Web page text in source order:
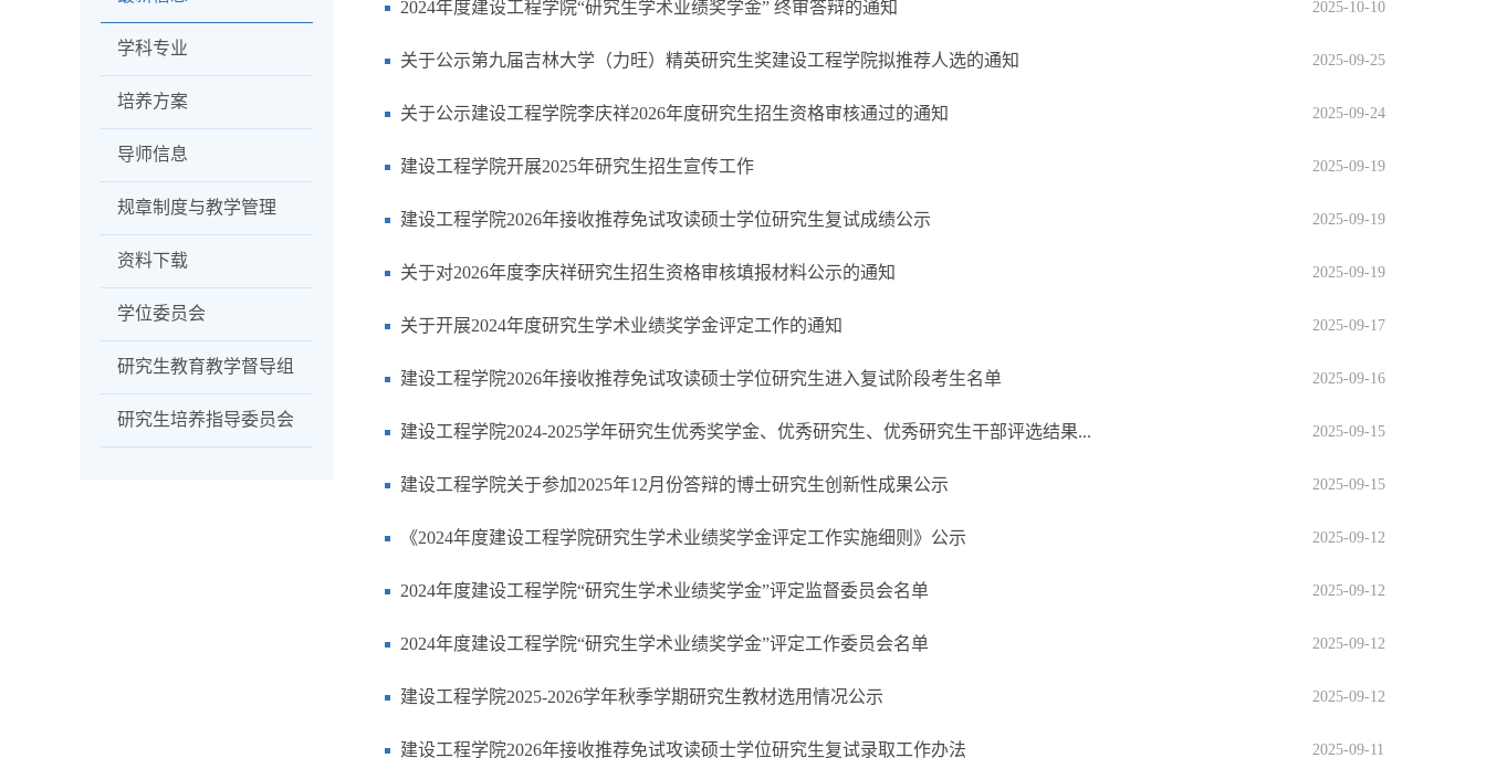
学科专业
培养方案
导师信息
规章制度与教学管理
资料下载
学位委员会
研究生教育教学督导组
研究生培养指导委员会
2024年度建设工程学院“研究生学术业绩奖学金” 终审答辩的通知 2025-10-10
关于公示第九届吉林大学（力旺）精英研究生奖建设工程学院拟推荐人选的通知 2025-09-25
关于公示建设工程学院李庆祥2026年度研究生招生资格审核通过的通知 2025-09-24
建设工程学院开展2025年研究生招生宣传工作 2025-09-19
建设工程学院2026年接收推荐免试攻读硕士学位研究生复试成绩公示 2025-09-19
关于对2026年度李庆祥研究生招生资格审核填报材料公示的通知 2025-09-19
关于开展2024年度研究生学术业绩奖学金评定工作的通知 2025-09-17
建设工程学院2026年接收推荐免试攻读硕士学位研究生进入复试阶段考生名单 2025-09-16
建设工程学院2024-2025学年研究生优秀奖学金、优秀研究生、优秀研究生干部评选结果... 2025-09-15
建设工程学院关于参加2025年12月份答辩的博士研究生创新性成果公示 2025-09-15
《2024年度建设工程学院研究生学术业绩奖学金评定工作实施细则》公示 2025-09-12
2024年度建设工程学院“研究生学术业绩奖学金”评定监督委员会名单 2025-09-12
2024年度建设工程学院“研究生学术业绩奖学金”评定工作委员会名单 2025-09-12
建设工程学院2025-2026学年秋季学期研究生教材选用情况公示 2025-09-12
建设工程学院2026年接收推荐免试攻读硕士学位研究生复试录取工作办法 2025-09-11